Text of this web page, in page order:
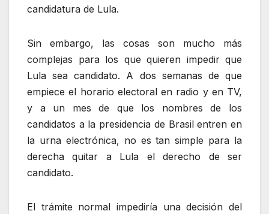
candidatura de Lula.
Sin embargo, las cosas son mucho más
complejas para los que quieren impedir que
Lula sea candidato. A dos semanas de que
empiece el horario electoral en radio y en TV,
y a un mes de que los nombres de los
candidatos a la presidencia de Brasil entren en
la urna electrónica, no es tan simple para la
derecha quitar a Lula el derecho de ser
candidato.
El trámite normal impediría una decisión del